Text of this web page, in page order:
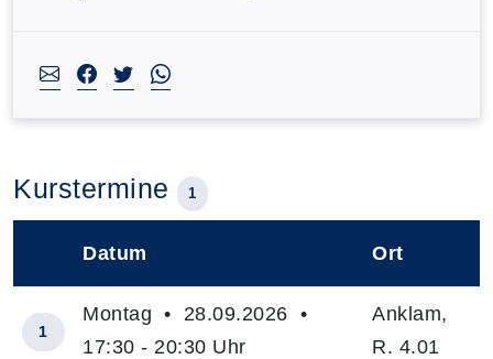
Kurstermine 1
Datum Ort
1
Montag • 28.09.2026 •
17:30 - 20:30 Uhr
Anklam,
R. 4.01